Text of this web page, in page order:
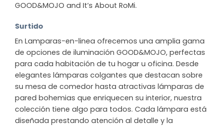
GOOD&MOJO and It’s About RoMi.
Surtido
En Lamparas-en-linea ofrecemos una amplia gama
de opciones de iluminación GOOD&MOJO, perfectas
para cada habitación de tu hogar u oficina. Desde
elegantes lámparas colgantes que destacan sobre
su mesa de comedor hasta atractivas lámparas de
pared bohemias que enriquecen su interior, nuestra
colección tiene algo para todos. Cada lámpara está
diseñada prestando atención al detalle y la